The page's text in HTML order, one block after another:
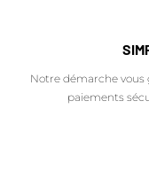
Notre démarche
paiements